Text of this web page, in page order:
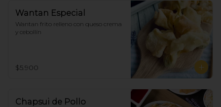
Wantan Especial
Wantan frito relleno con queso crema
y cebollín
$5.900
Chapsui de Pollo